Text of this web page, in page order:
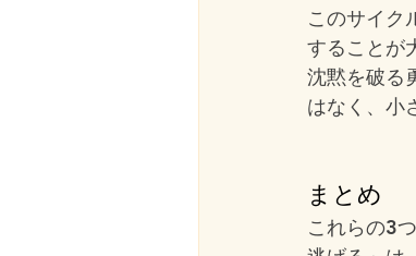
このサイク
することが
沈黙を破る
はなく、小
まとめ
これらの3